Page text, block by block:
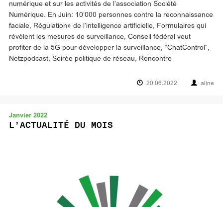
numérique et sur les activités de l’association Société
Numérique. En Juin: 10’000 personnes contre la reconnaissance
faciale, Régulation» de l’intelligence artificielle, Formulaires qui
révèlent les mesures de surveillance, Conseil fédéral veut
profiter de la 5G pour développer la surveillance, “ChatControl”,
Netzpodcast, Soirée politique de réseau, Rencontre
20.06.2022 aline
Janvier 2022
L’ACTUALITÉ DU MOIS